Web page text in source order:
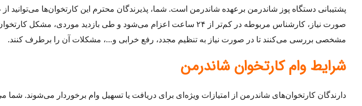
صورت نیاز، کارشناس مربوطه در کم‌تر از ۲۴ ساعت اعزام می‌شود و طی
مشخصی بررسی می‌کنند تا در صورت نیاز به تنظیم مجدد، رفع خرابی و…، مشکلات آن را برطرف کنند.
شرایط وام کارتخوان شاندرمن
دارندگان کارتخوان‌های شاندرمن از امتیازات ویژه‌ای برای دریافت یا تسهیل وام برخوردار می‌شوند. شما